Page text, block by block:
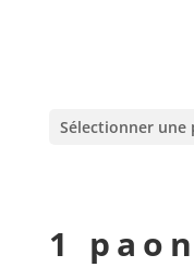
Sélectionner une
1